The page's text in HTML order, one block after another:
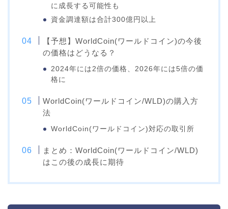
に成長する可能性も
資金調達額は合計300億円以上
【予想】WorldCoin(ワールドコイン)の今後
の価格はどうなる？
2024年には2倍の価格、2026年には5倍の価
格に
WorldCoin(ワールドコイン/WLD)の購入方
法
WorldCoin(ワールドコイン)対応の取引所
まとめ：WorldCoin(ワールドコイン/WLD)
はこの後の成長に期待